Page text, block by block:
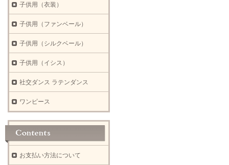
子供用（衣装）
子供用（ファンベール）
子供用（シルクベール）
子供用（イシス）
社交ダンス ラテンダンス
ワンピース
お支払い方法について